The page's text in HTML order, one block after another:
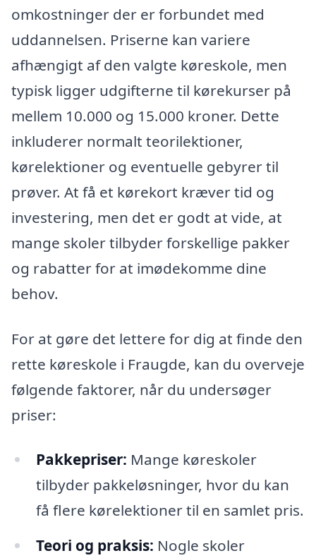
omkostninger der er forbundet med
uddannelsen. Priserne kan variere
afhængigt af den valgte køreskole, men
typisk ligger udgifterne til kørekurser på
mellem 10.000 og 15.000 kroner. Dette
inkluderer normalt teorilektioner,
kørelektioner og eventuelle gebyrer til
prøver. At få et kørekort kræver tid og
investering, men det er godt at vide, at
mange skoler tilbyder forskellige pakker
og rabatter for at imødekomme dine
behov.
For at gøre det lettere for dig at finde den
rette køreskole i Fraugde, kan du overveje
følgende faktorer, når du undersøger
priser:
Pakkepriser: Mange køreskoler
tilbyder pakkeløsninger, hvor du kan
få flere kørelektioner til en samlet pris.
Teori og praksis: Nogle skoler